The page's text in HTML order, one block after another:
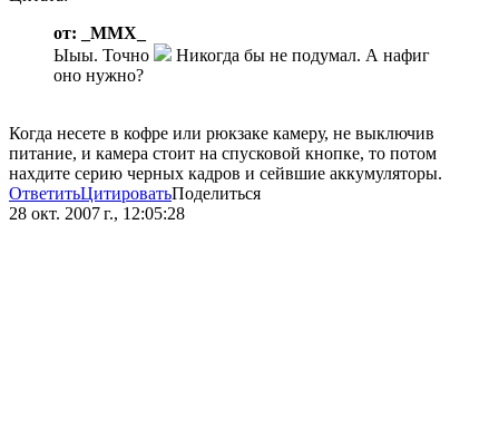
от: _MMX_
Ыыы. Точно
Никогда бы не подумал. А нафиг
оно нужно?
Когда несете в кофре или рюкзаке камеру, не выключив
питание, и камера стоит на спусковой кнопке, то потом
нахдите серию черных кадров и сейвшие аккумуляторы.
ОтветитьЦитироватьПоделиться
28 окт. 2007 г., 12:05:28